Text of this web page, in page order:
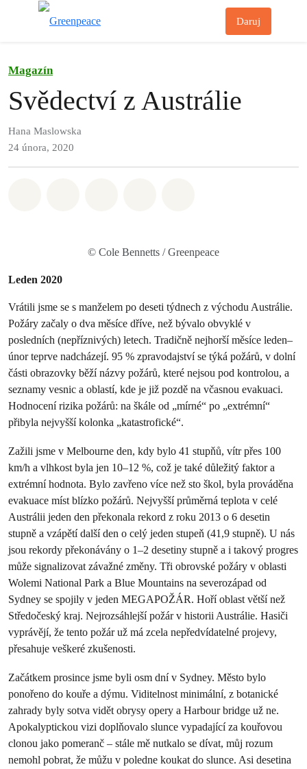
Daruj
Magazín
Svědectví z Austrálie
Hana Maslowska
24 února, 2020
© Cole Bennetts / Greenpeace
Leden 2020
Vrátili jsme se s manželem po deseti týdnech z východu Austrálie.
Požáry začaly o dva měsíce dříve, než bývalo obvyklé v
posledních (nepříznivých) letech. Tradičně nejhorší měsíce leden–
únor teprve nadcházejí. 95 % zpravodajství se týká požárů, v dolní
části obrazovky běží názvy požárů, které nejsou pod kontrolou, a
seznamy vesnic a oblastí, kde je již pozdě na včasnou evakuaci.
Hodnocení rizika požárů: na škále od „mírné“ po „extrémní“
přibyla nejvyšší kolonka „katastrofické“.
Zažili jsme v Melbourne den, kdy bylo 41 stupňů, vítr přes 100
km/h a vlhkost byla jen 10–12 %, což je také důležitý faktor a
extrémní hodnota. Bylo zavřeno více než sto škol, byla prováděna
evakuace míst blízko požárů. Nejvyšší průměrná teplota v celé
Austrálii jeden den překonala rekord z roku 2013 o 6 desetin
stupně a vzápětí další den o celý jeden stupeň (41,9 stupně). U nás
jsou rekordy překonávány o 1–2 desetiny stupně a i takový progres
může signalizovat závažné změny. Tři obrovské požáry v oblasti
Wolemi National Park a Blue Mountains na severozápad od
Sydney se spojily v jeden MEGAPOŽÁR. Hoří oblast větší než
Středočeský kraj. Nejrozsáhlejší požár v historii Austrálie. Hasiči
vyprávějí, že tento požár už má zcela nepředvídatelné projevy,
přesahuje veškeré zkušenosti.
Začátkem prosince jsme byli osm dní v Sydney. Město bylo
ponořeno do kouře a dýmu. Viditelnost minimální, z botanické
zahrady byly sotva vidět obrysy opery a Harbour bridge už ne.
Apokalyptickou vizi doplňovalo slunce vypadající za kouřovou
clonou jako pomeranč – stále mě nutkalo se dívat, můj rozum
nemohl pobrat, že můžu v poledne koukat do slunce. Asi desetina